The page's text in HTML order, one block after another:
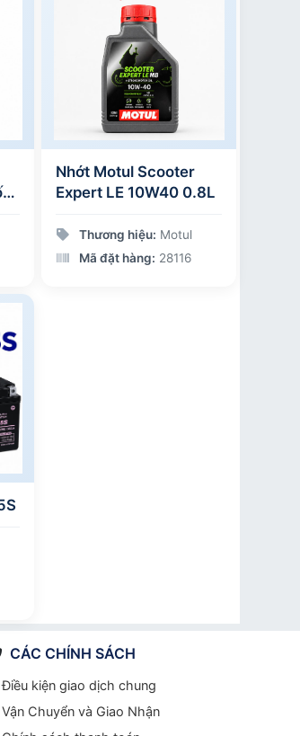
Nhớt Motul Scooter
Expert LE 10W40 0.8L
Thương hiệu: Motul
Mã đặt hàng: 28116
CÁC CHÍNH SÁCH
Điều kiện giao dịch chung
Vận Chuyển và Giao Nhận